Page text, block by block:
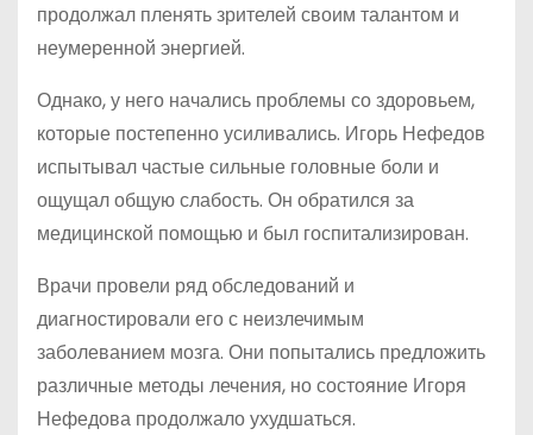
продолжал пленять зрителей своим талантом и
неумеренной энергией.
Однако, у него начались проблемы со здоровьем,
которые постепенно усиливались. Игорь Нефедов
испытывал частые сильные головные боли и
ощущал общую слабость. Он обратился за
медицинской помощью и был госпитализирован.
Врачи провели ряд обследований и
диагностировали его с неизлечимым
заболеванием мозга. Они попытались предложить
различные методы лечения, но состояние Игоря
Нефедова продолжало ухудшаться.